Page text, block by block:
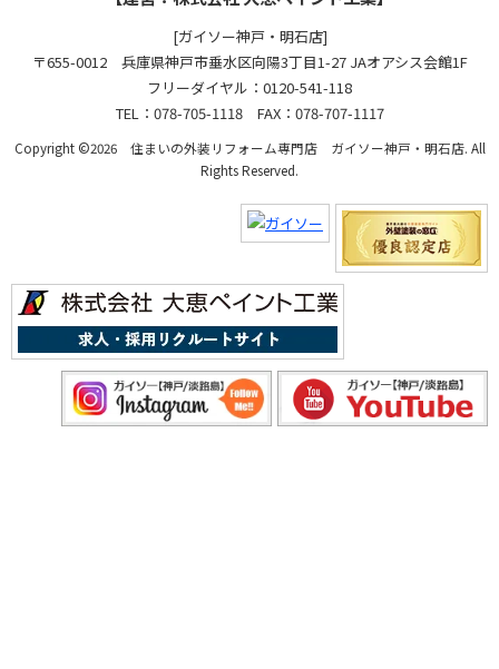
[ガイソー神戸・明石店]
〒655-0012 兵庫県神戸市垂水区向陽3丁目1-27 JAオアシス会館1F
フリーダイヤル：0120-541-118
TEL：078-705-1118 FAX：078-707-1117
Copyright ©2026 住まいの外装リフォーム専門店 ガイソー神戸・明石店. All
Rights Reserved.